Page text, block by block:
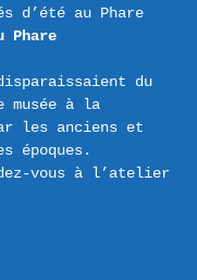
d’été au Phare
Phare
du
musée à la
les anciens et
époques.
vous à l’atelier